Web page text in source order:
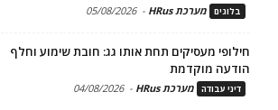
בלוגים מערכת HRus -
05/08/2026
חילופי מעסיקים תחת אותו גג: חובת שימוע וחלף
הודעה מוקדמת
דיני עבודה מערכת HRus -
04/08/2026